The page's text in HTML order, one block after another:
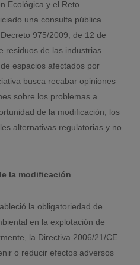
Ecológica y el Reto
una consulta pública
975/2009, de 12 de
residuos de las industrias
espacios afectados por
busca recabar opiniones
sobre los problemas a
de la modificación, los
alternativas regulatorias y no
la modificación
la obligatoriedad de
en la explotación de
la Directiva 2006/21/CE
o reducir efectos adversos